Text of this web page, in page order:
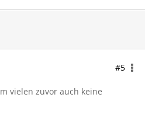
#5
vielen zuvor auch keine